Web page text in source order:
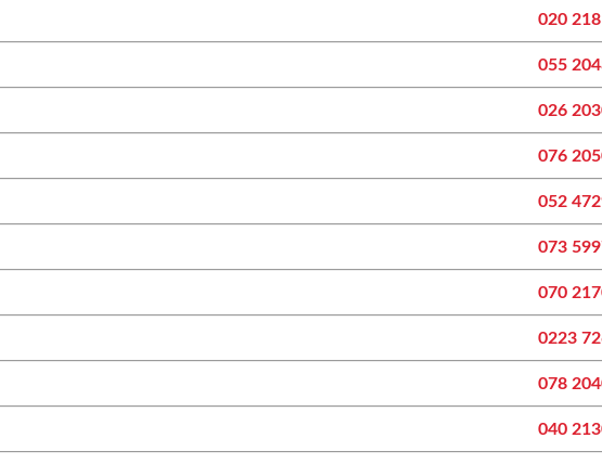
020
055
026
076
052
073
070
0223
078
040